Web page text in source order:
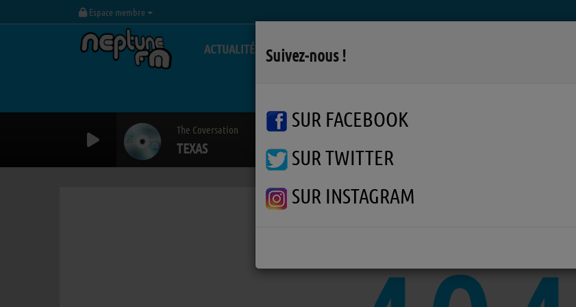
Espace membre
ACTUALITÉS LA RADIO
The Coversation
TEXAS
Suivez-nous !
SUR FACEBOOK
SUR TWITTER
SUR INSTAGRAM